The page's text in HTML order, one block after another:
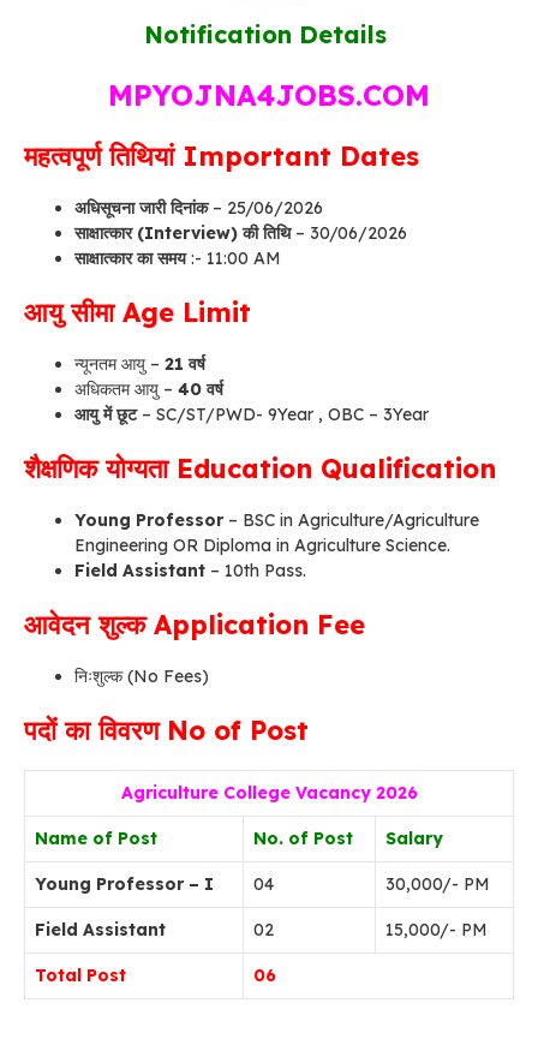
Notification Details
MPYOJNA4JOBS.COM
महत्वपूर्ण तिथियां Important Dates
अधिसूचना जारी दिनांक– 25/06/2026
साक्षात्कार (Interview) की तिथि– 30/06/2026
साक्षात्कार का समय:- 11:00 AM
आयु सीमा Age Limit
न्यूनतम आयु – 21 वर्ष
अधिकतम आयु – 40 वर्ष
आयु में छूट– SC/ST/PWD- 9Year , OBC – 3Year
शैक्षणिक योग्यता Education Qualification
Young Professor– BSC in Agriculture/Agriculture
Engineering OR Diploma in Agriculture Science.
Field Assistant – 10th Pass.
आवेदन शुल्क Application Fee
निःशुल्क (No Fees)
पदों का विवरण No of Post
Agriculture College Vacancy 2026
Name of Post No. of Post Salary
Young Professor – I 04 30,000/- PM
Field Assistant 02 15,000/- PM
Total Post 06